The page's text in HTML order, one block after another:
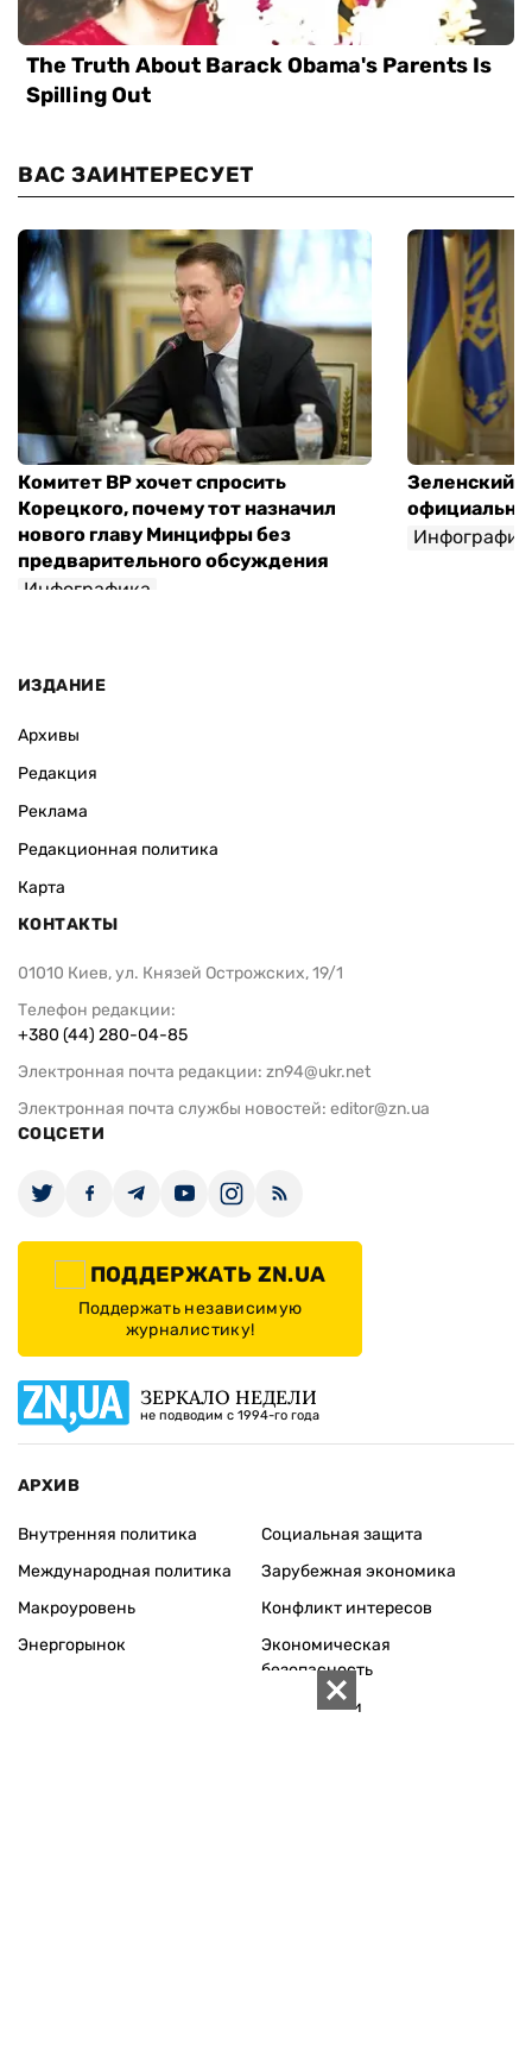
ВАС ЗАИНТЕРЕСУЕТ
Комитет ВР хочет спросить
Корецкого, почему тот назначил
нового главу Минцифры без
предварительного обсуждения
Инфографика
Зеленский
ИЗДАНИЕ
Архивы
Редакция
Реклама
Редакционная политика
Карта
КОНТАКТЫ
01010 Киев, ул. Князей Острожских, 19/1
Телефон редакции:
+380 (44) 280-04-85
Электронная почта редакции: zn94@ukr.net
Электронная почта службы новостей: editor@zn.ua
СОЦСЕТИ
ПОДДЕРЖАТЬ ZN.UA
Поддержать независимую
журналистику!
ЗЕРКАЛО НЕДЕЛИ
не подводим с 1994-го года
АРХИВ
Внутренняя политика
Международная политика
Макроуровень
Энергорынок
Социальная защита
Зарубежная экономика
Конфликт интересов
Экономическая
безопасность
Персоналии